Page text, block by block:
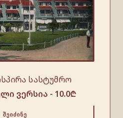
სასტუმრო
ვერსია - 10.0₾
ᲨᲔᲘᲫᲘᲜᲔ